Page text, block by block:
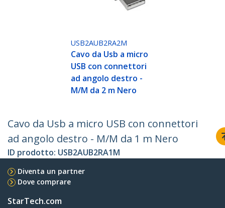
USB2AUB2RA2M
Cavo da Usb a micro
USB con connettori
ad angolo destro -
M/M da 2 m Nero
Cavo da Usb a micro USB con connettori
ad angolo destro - M/M da 1 m Nero
ID prodotto: USB2AUB2RA1M
Diventa un partner
Dove comprare
StarTech.com